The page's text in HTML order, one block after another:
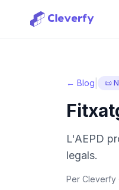
← Blog 📜
L'AEPD
legals.
Per Cleverfy ·